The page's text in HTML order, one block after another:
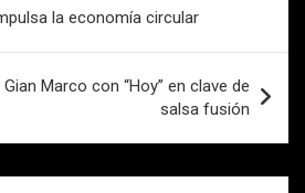
la economía circular
Marco con “Hoy” en clave de
salsa fusión